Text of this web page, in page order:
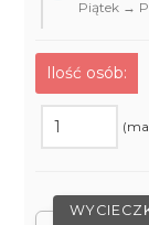
Piątek →
Ilość osób: